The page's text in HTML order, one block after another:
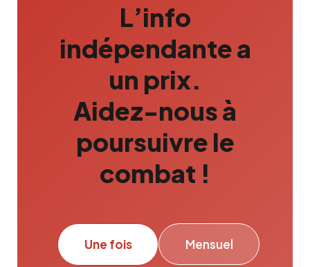
L’info
indépendante a
un prix.
Aidez-nous à
poursuivre le
combat !
Une fois Mensuel